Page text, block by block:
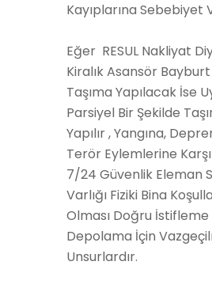
Kayıplarına Sebebiyet
Eğer RESUL Nakliyat
Kiralık Asansör
Taşıma Yapılacak İse
Parsiyel Bir Şekilde
Yapılır , Yangına,
Terör Eylemlerine
7/24 Güvenlik Eleman
Varlığı Fiziki Bina
Olması Doğru İstifleme
Depolama İçin
Unsurlardır.